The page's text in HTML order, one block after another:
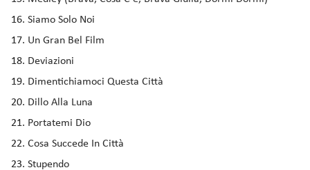
Siamo Solo Noi
Un Gran Bel Film
Deviazioni
Dimentichiamoci Questa Città
Dillo Alla Luna
Portatemi Dio
Cosa Succede In Città
Stupendo